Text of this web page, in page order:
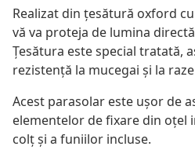
Realizat din țesătură oxford
vă va proteja de lumina
Țesătura este special tratată,
rezistență la mucegai și la raze
Acest parasolar este ușor de
elementelor de fixare din oțel
colț și a funiilor incluse.